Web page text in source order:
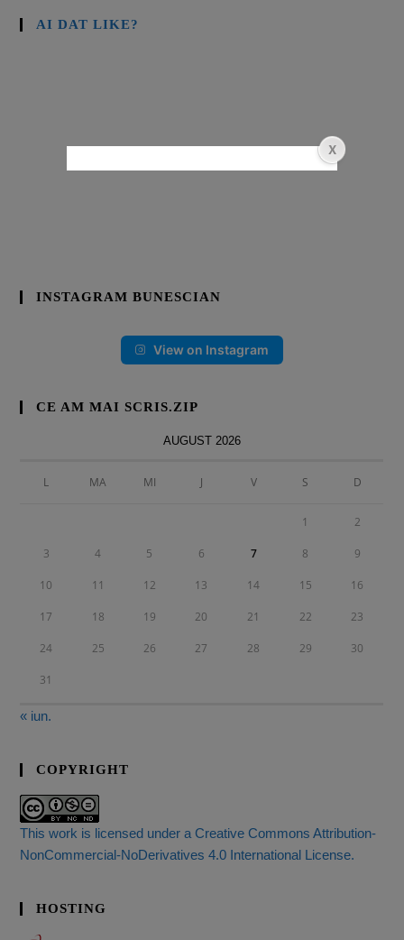
AI DAT LIKE?
INSTAGRAM BUNESCIAN
View on Instagram
CE AM MAI SCRIS.ZIP
AUGUST 2026
L MA MI J V S D
1 2
3 4 5 6 7 8 9
10 11 12 13 14 15 16
17 18 19 20 21 22 23
24 25 26 27 28 29 30
31
« iun.
COPYRIGHT
This work is licensed under a Creative Commons Attribution-
NonCommercial-NoDerivatives 4.0 International License.
HOSTING